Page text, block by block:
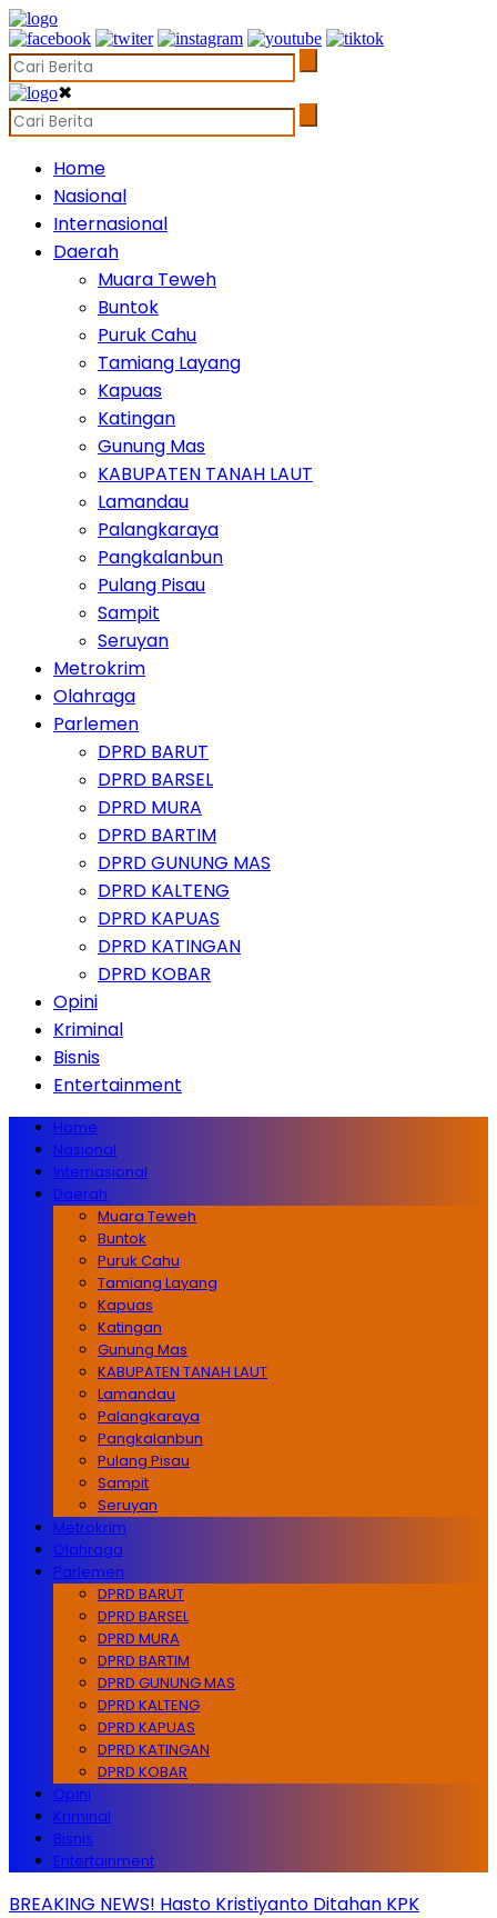
✖
Home
Nasional
Internasional
Daerah
Muara Teweh
Buntok
Puruk Cahu
Tamiang Layang
Kapuas
Katingan
Gunung Mas
KABUPATEN TANAH LAUT
Lamandau
Palangkaraya
Pangkalanbun
Pulang Pisau
Sampit
Seruyan
Metrokrim
Olahraga
Parlemen
DPRD BARUT
DPRD BARSEL
DPRD MURA
DPRD BARTIM
DPRD GUNUNG MAS
DPRD KALTENG
DPRD KAPUAS
DPRD KATINGAN
DPRD KOBAR
Opini
Kriminal
Bisnis
Entertainment
Home
Nasional
Internasional
Daerah
Muara Teweh
Buntok
Puruk Cahu
Tamiang Layang
Kapuas
Katingan
Gunung Mas
KABUPATEN TANAH LAUT
Lamandau
Palangkaraya
Pangkalanbun
Pulang Pisau
Sampit
Seruyan
Metrokrim
Olahraga
Parlemen
DPRD BARUT
DPRD BARSEL
DPRD MURA
DPRD BARTIM
DPRD GUNUNG MAS
DPRD KALTENG
DPRD KAPUAS
DPRD KATINGAN
DPRD KOBAR
Opini
Kriminal
Bisnis
Entertainment
BREAKING NEWS! Hasto Kristiyanto Ditahan KPK